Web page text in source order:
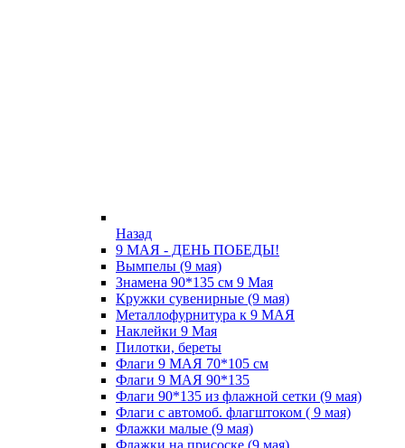
Назад
9 МАЯ - ДЕНЬ ПОБЕДЫ!
Вымпелы (9 мая)
Знамена 90*135 см 9 Мая
Кружки cувенирные (9 мая)
Металлофурнитура к 9 МАЯ
Наклейки 9 Мая
Пилотки, береты
Флаги 9 МАЯ 70*105 см
Флаги 9 МАЯ 90*135
Флаги 90*135 из флажной сетки (9 мая)
Флаги с автомоб. флагштоком ( 9 мая)
Флажки малые (9 мая)
Флажки на присоске (9 мая)